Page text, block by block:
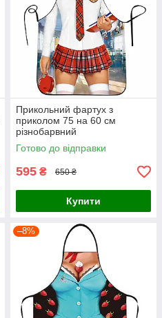
Прикольний фартух з
приколом 75 на 60 см
різнобарвний
Готово до відправки
595 ₴ 650 ₴
Купити
–8%